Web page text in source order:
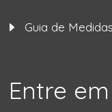
Guia de
Entre